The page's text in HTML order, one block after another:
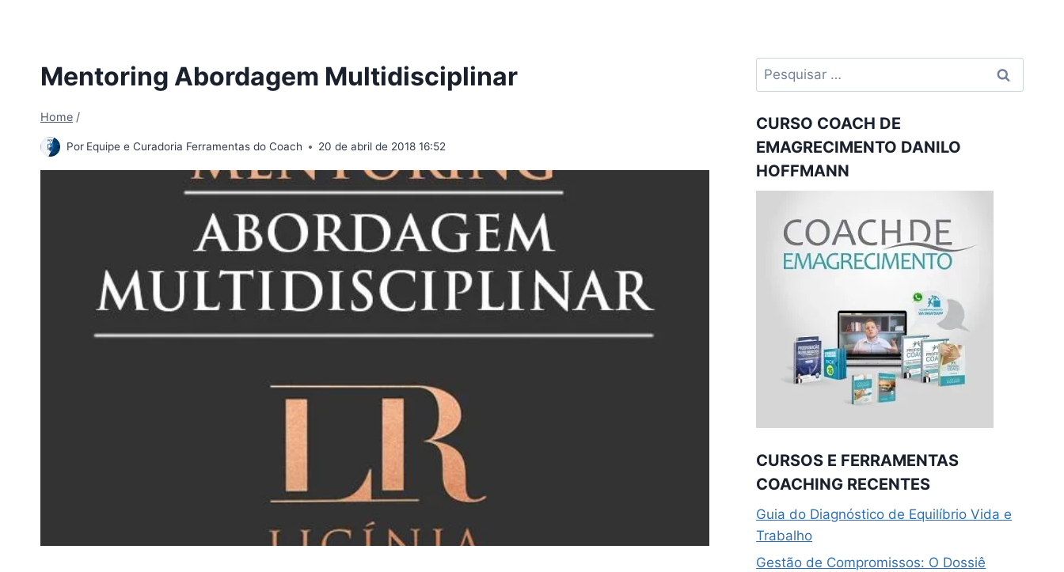
Mentoring Abordagem Multidisciplinar
Home /
Por Equipe e Curadoria Ferramentas do Coach 20 de abril de 2018 16:52
Pesquisar
por:
CURSO COACH DE
EMAGRECIMENTO DANILO
HOFFMANN
CURSOS E FERRAMENTAS
COACHING RECENTES
Guia do Diagnóstico de Equilíbrio Vida e
Trabalho
Gestão de Compromissos: O Dossiê